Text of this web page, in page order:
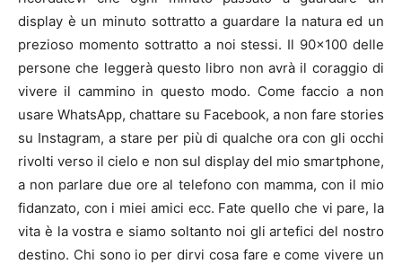
display è un minuto sottratto a guardare la natura ed un
prezioso momento sottratto a noi stessi. Il 90×100 delle
persone che leggerà questo libro non avrà il coraggio di
vivere il cammino in questo modo. Come faccio a non
usare WhatsApp, chattare su Facebook, a non fare stories
su Instagram, a stare per più di qualche ora con gli occhi
rivolti verso il cielo e non sul display del mio smartphone,
a non parlare due ore al telefono con mamma, con il mio
fidanzato, con i miei amici ecc. Fate quello che vi pare, la
vita è la vostra e siamo soltanto noi gli artefici del nostro
destino. Chi sono io per dirvi cosa fare e come vivere un